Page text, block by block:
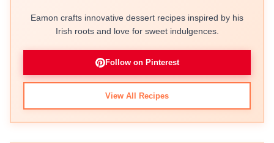
Eamon crafts innovative dessert recipes inspired by his
Irish roots and love for sweet indulgences.
Follow on Pinterest
View All Recipes